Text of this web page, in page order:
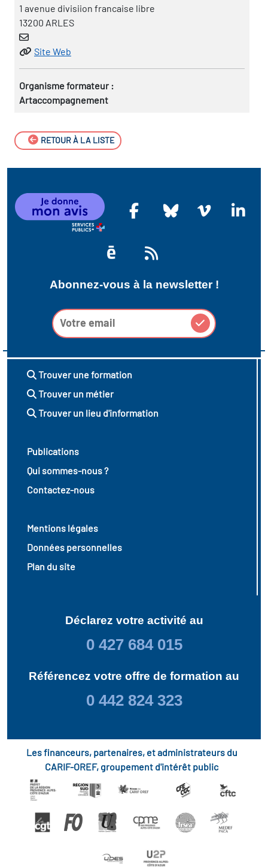
1 avenue divisiion francaise libre
13200 ARLES
Site Web
Organisme formateur :
Artaccompagnement
RETOUR À LA LISTE
Abonnez-vous à la newsletter !
Trouver une formation
Trouver un métier
Trouver un lieu d'information
Publications
Qui sommes-nous ?
Contactez-nous
Mentions légales
Données personnelles
Plan du site
Déclarez votre activité au
0 427 684 015
Référencez votre offre de formation au
0 442 824 323
Les financeurs, partenaires, et administrateurs du
CARIF-OREF, groupement d'intérêt public